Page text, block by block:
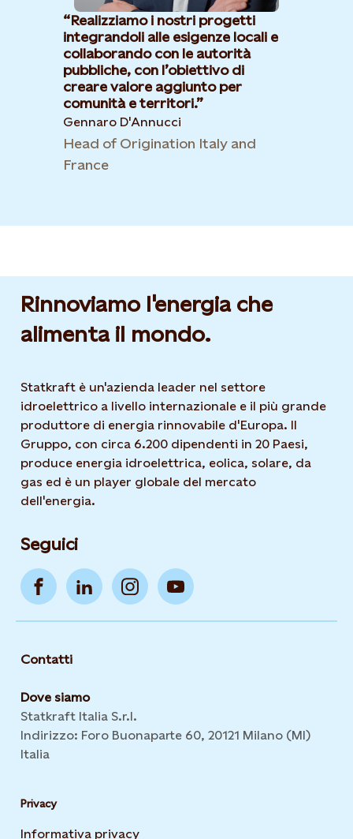
Realizziamo i nostri progetti
integrandoli alle esigenze locali e
collaborando con le autorità
pubbliche, con l’obiettivo di
creare valore aggiunto per
comunità e territori.
Gennaro D'Annucci
Head of Origination Italy and
France
Rinnoviamo l'energia che
alimenta il mondo.
Statkraft è un'azienda leader nel settore
idroelettrico a livello internazionale e il più grande
produttore di energia rinnovabile d'Europa. Il
Gruppo, con circa 6.200 dipendenti in 20 Paesi,
produce energia idroelettrica, eolica, solare, da
gas ed è un player globale del mercato
dell'energia.
Seguici
Contatti
Dove siamo
Statkraft Italia S.r.l.
Indirizzo: Foro Buonaparte 60, 20121 Milano (MI)
Italia
Privacy
Informativa privacy